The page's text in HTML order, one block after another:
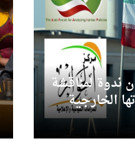
ندوة لمناقشة
الخارجية